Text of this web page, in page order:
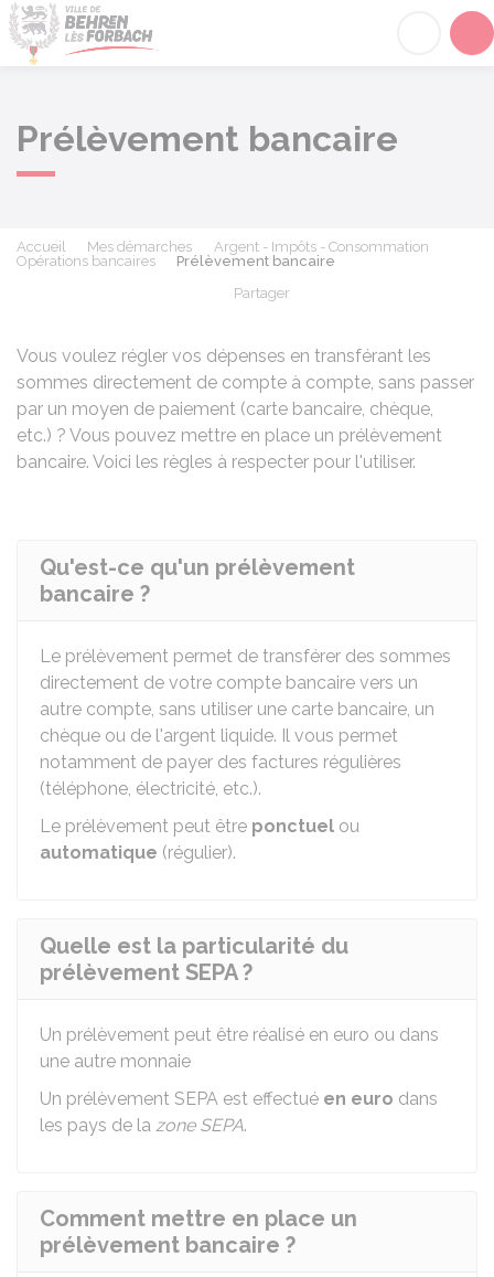
Prélèvement bancaire
Accueil Mes démarches
Argent - Impôts - Consommation
Opérations bancaires
Prélèvement bancaire
Partager
Vous voulez régler vos dépenses en transférant les
sommes directement de compte à compte, sans passer
par un moyen de paiement (carte bancaire, chèque,
etc.) ? Vous pouvez mettre en place un prélèvement
bancaire. Voici les règles à respecter pour l'utiliser.
Qu'est-ce qu'un prélèvement
bancaire ?
Le prélèvement permet de transférer des sommes
directement de votre compte bancaire vers un
autre compte, sans utiliser une carte bancaire, un
chèque ou de l'argent liquide. Il vous permet
notamment de payer des factures régulières
(téléphone, électricité, etc.).
Le prélèvement peut être ponctuel ou
automatique (régulier).
Quelle est la particularité du
prélèvement SEPA ?
Un prélèvement peut être réalisé en euro ou dans
une autre monnaie
Un prélèvement SEPA est effectué en euro dans
les pays de la zone SEPA.
Comment mettre en place un
prélèvement bancaire ?